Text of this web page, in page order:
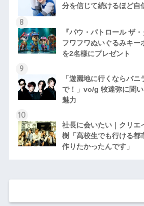
分を信じて続けるほど自
『パウ・パトロール ザ
フワフワぬいぐるみキー
を2名様にプレゼント
「遊園地に行くならバ
で！」vo/g 牧達弥に聞
魅力
社長に会いたい｜クリエ
樹「高校生でも行ける都
作りたかったんです」